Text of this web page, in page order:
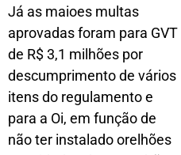
Já as maioes multas
aprovadas foram para GVT
de R$ 3,1 milhões por
descumprimento de vários
itens do regulamento e
para a Oi, em função de
não ter instalado orelhões